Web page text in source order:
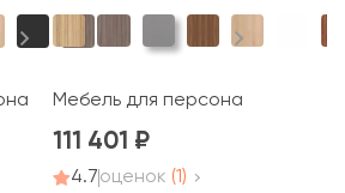
Berlin (df)
Мебель для персонала Activ
111 401
4.7оценок (1)